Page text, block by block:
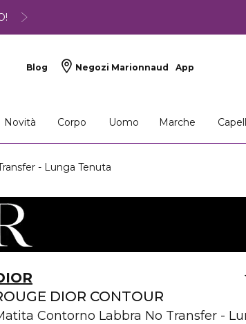
Blog Negozi Marionnaud App
Novità Corpo Uomo Marche
- Lunga Tenuta
DIOR CONTOUR
Contorno Labbra No Transfer -